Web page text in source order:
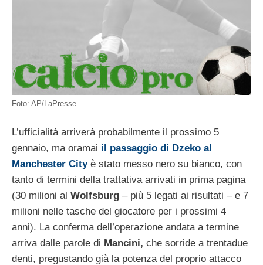
Foto: AP/LaPresse
L’ufficialità arriverà probabilmente il prossimo 5
gennaio, ma oramai il passaggio di Dzeko al
Manchester Cityè stato messo nero su bianco, con
tanto di termini della trattativa arrivati in prima pagina
(30 milioni al Wolfsburg – più 5 legati ai risultati – e 7
milioni nelle tasche del giocatore per i prossimi 4
anni). La conferma dell’operazione andata a termine
arriva dalle parole di Mancini, che sorride a trentadue
denti, pregustando già la potenza del proprio attacco